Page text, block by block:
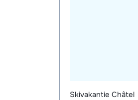
Skivakantie Châtel